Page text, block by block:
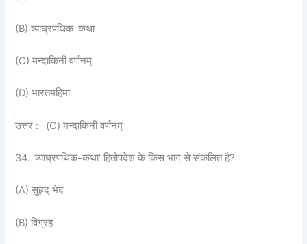
(B) व्याघ्रपथिक-कथा
(C) मन्दाकिनी वर्णनम्
(D) भारतमहिमा
उत्तर :- (C) मन्दाकिनी वर्णनम्
34. ‘व्याघ्रपथिक-कथा’ हितोपदेश के किस भाग से संकलित है?
(A) सुहृद् भेद
(B) विग्रह